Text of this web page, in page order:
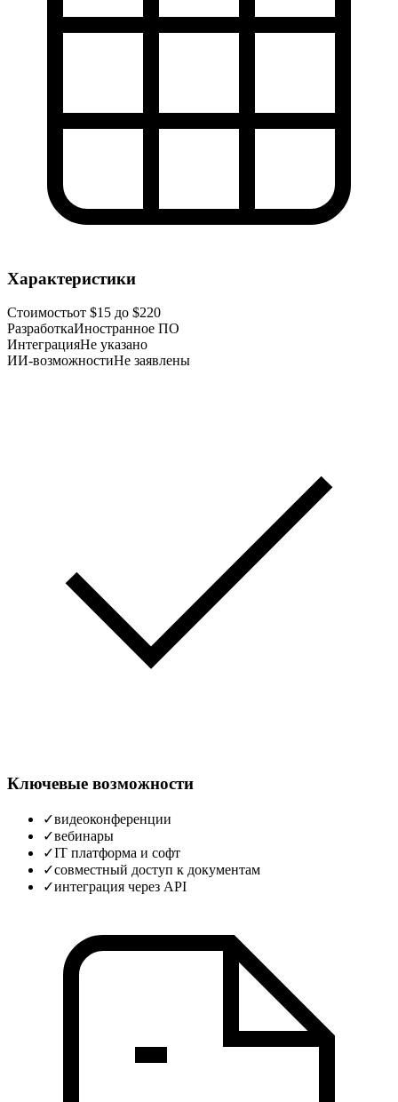
Характеристики
Стоимостьот $15 до $220
РазработкаИностранное ПО
ИнтеграцияНе указано
ИИ-возможностиНе заявлены
Ключевые возможности
✓видеоконференции
✓вебинары
✓IT платформа и софт
✓совместный доступ к документам
✓интеграция через API